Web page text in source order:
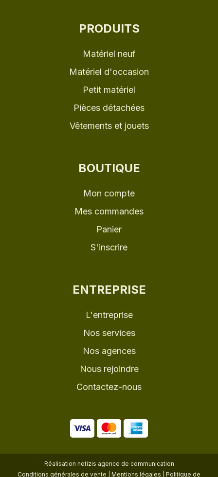
PRODUITS
Matériel neuf
Matériel d'occasion
Petit matériel
Pièces détachées
Vêtements et jouets
BOUTIQUE
Mon compte
Mes commandes
Panier
S'inscrire
ENTREPRISE
L'entreprise
Nos services
Nos agences
Nous rejoindre
Contactez-nous
Réalisation netizis agence de communication
Conditions générales de vente
Mentions légales
Politique de